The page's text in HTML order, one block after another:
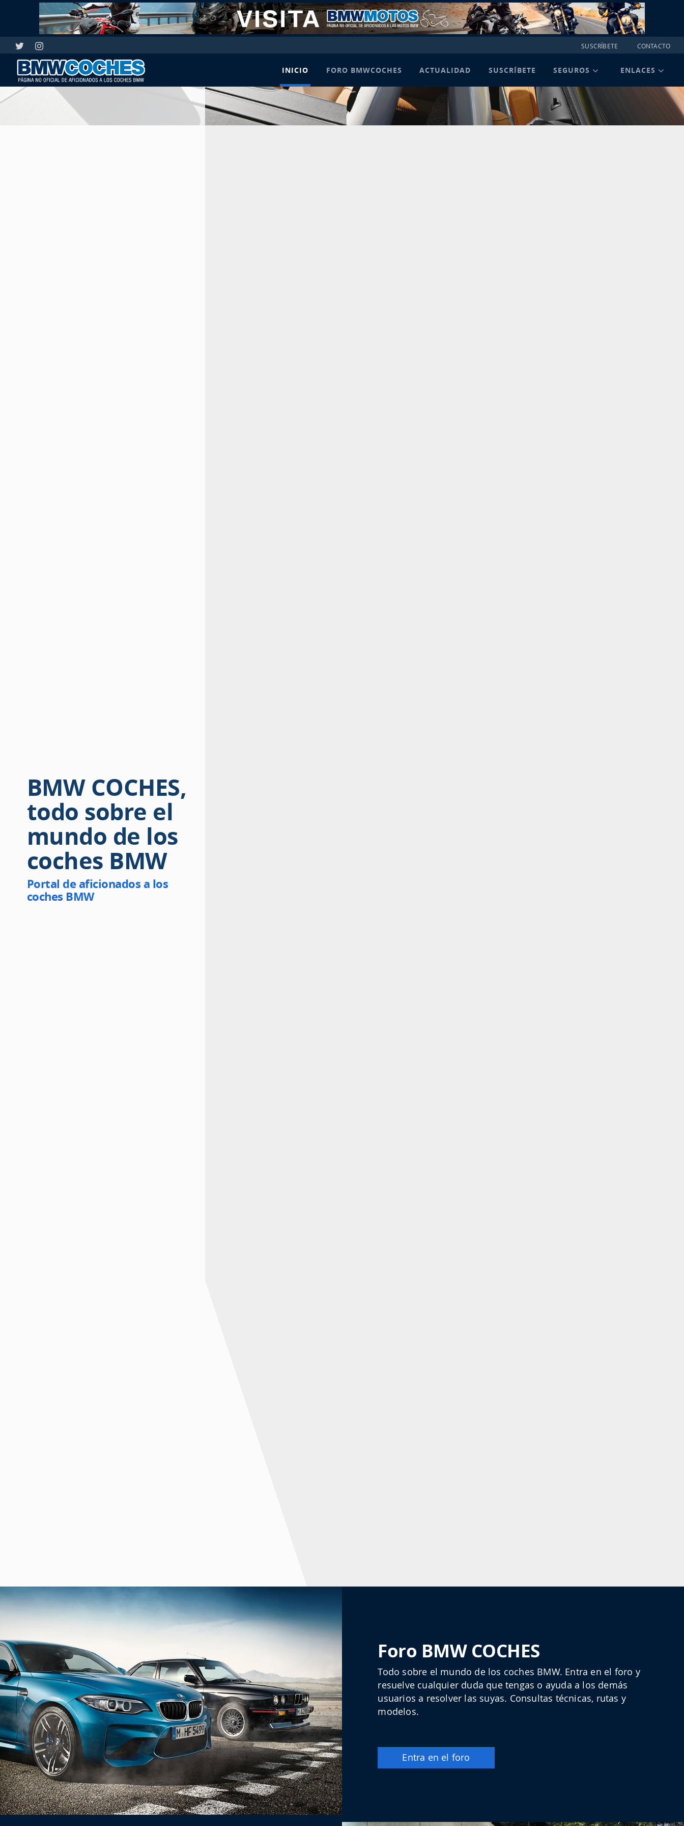
BMW COCHES,
todo sobre el
mundo de los
coches BMW
Portal de aficionados a los
coches BMW
Foro BMW COCHES
Todo sobre el mundo de los coches BMW. Entra en el foro y
resuelve cualquier duda que tengas o ayuda a los demás
usuarios a resolver las suyas. Consultas técnicas, rutas y
modelos.
Entra en el foro
SUSCRÍBETE CONTACTO
INICIO FORO BMWCOCHES ACTUALIDAD SUSCRÍBETE SEGUROS ENLACES